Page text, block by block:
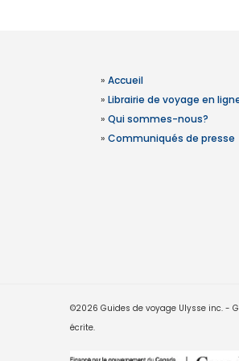
» Accueil
» Librairie de voyage en
» Qui sommes-nous?
» Communiqués de presse
©2026 Guides de voyage Ulysse inc. -
écrite.